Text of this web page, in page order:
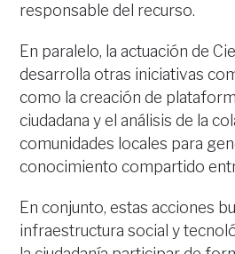
responsable del recurso.
En paralelo, la actuación de
desarrolla otras iniciativas
como la creación de
ciudadana y el análisis de la
comunidades locales para
conocimiento compartido
En conjunto, estas acciones
infraestructura social y